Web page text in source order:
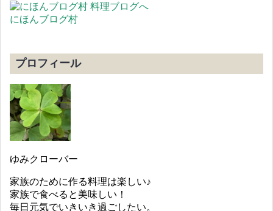
にほんブログ村
プロフィール
ゆみクローバー
家族のために作る料理は楽しい♪
家族で食べると美味しい！
毎日元気でいきいき過ごしたい。